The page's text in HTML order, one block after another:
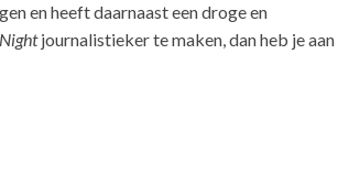
en heeft daarnaast een droge en
journalistieker te maken, dan heb je aan